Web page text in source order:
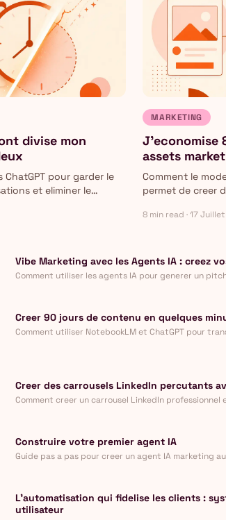
divise mon
pour garder le
et eliminer le
MARKETING
J'economise
assets
Comment le
permet de creer
8 min read · 17
Vibe Marketing avec les Agents IA : creez
Comment utiliser les agents IA pour generer un
Creer 90 jours de contenu en quelques
Comment utiliser NotebookLM et ChatGPT pour
Creer des carrousels LinkedIn percutants
Comment creer un carrousel LinkedIn professionnel
Construire votre premier agent IA
Guide pas a pas pour creer un agent IA marketing
L'automatisation qui fidelise les clients :
utilisateur